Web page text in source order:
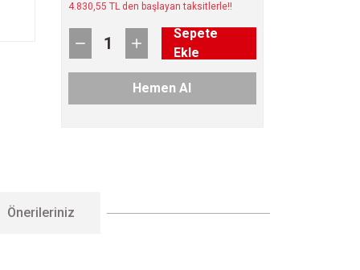
4.830,55 TL den başlayan taksitlerle!!
Sepete
Ekle
Hemen Al
Önerileriniz